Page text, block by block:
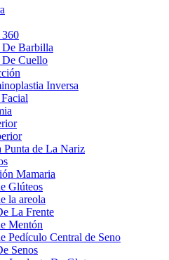
Barbilla
Cuello
Inversa
Punta de La Nariz
Mamaria
Glúteos
la areola
La Frente
Mentón
Pedículo Central de Seno
Senos